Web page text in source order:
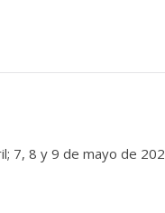
7, 8 y 9 de mayo de